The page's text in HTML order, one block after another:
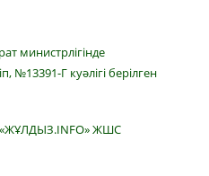
министрлігінде
№13391-Г куәлігі берілген
«ЖҰЛДЫЗ.INFO» ЖШС